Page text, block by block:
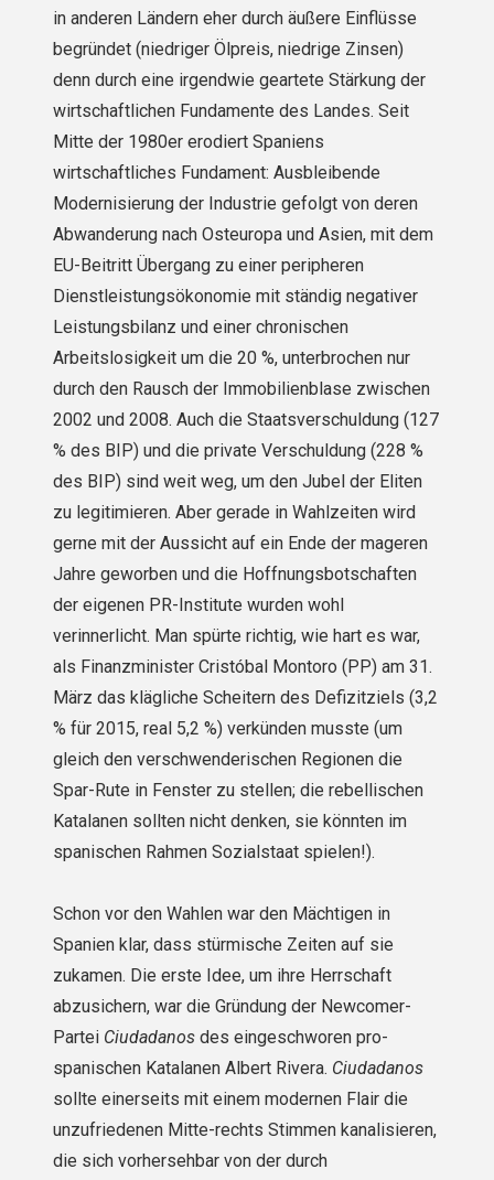
in anderen Ländern eher durch äußere Einflüsse
begründet (niedriger Ölpreis, niedrige Zinsen)
denn durch eine irgendwie geartete Stärkung der
wirtschaftlichen Fundamente des Landes. Seit
Mitte der 1980er erodiert Spaniens
wirtschaftliches Fundament: Ausbleibende
Modernisierung der Industrie gefolgt von deren
Abwanderung nach Osteuropa und Asien, mit dem
EU-Beitritt Übergang zu einer peripheren
Dienstleistungsökonomie mit ständig negativer
Leistungsbilanz und einer chronischen
Arbeitslosigkeit um die 20 %, unterbrochen nur
durch den Rausch der Immobilienblase zwischen
2002 und 2008. Auch die Staatsverschuldung (127
% des BIP) und die private Verschuldung (228 %
des BIP) sind weit weg, um den Jubel der Eliten
zu legitimieren. Aber gerade in Wahlzeiten wird
gerne mit der Aussicht auf ein Ende der mageren
Jahre geworben und die Hoffnungsbotschaften
der eigenen PR-Institute wurden wohl
verinnerlicht. Man spürte richtig, wie hart es war,
als Finanzminister Cristóbal Montoro (PP) am 31.
März das klägliche Scheitern des Defizitziels (3,2
% für 2015, real 5,2 %) verkünden musste (um
gleich den verschwenderischen Regionen die
Spar-Rute in Fenster zu stellen; die rebellischen
Katalanen sollten nicht denken, sie könnten im
spanischen Rahmen Sozialstaat spielen!).
Schon vor den Wahlen war den Mächtigen in
Spanien klar, dass stürmische Zeiten auf sie
zukamen. Die erste Idee, um ihre Herrschaft
abzusichern, war die Gründung der Newcomer-
Partei Ciudadanosdes eingeschworen pro-
spanischen Katalanen Albert Rivera. Ciudadanos
sollte einerseits mit einem modernen Flair die
unzufriedenen Mitte-rechts Stimmen kanalisieren,
die sich vorhersehbar von der durch